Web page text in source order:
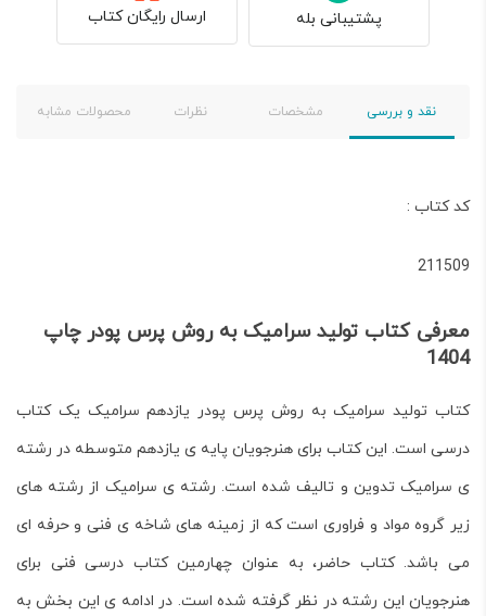
پشتیبانی بله ارسال رایگان کتاب
نقد و بررسی مشخصات نظرات محصولات مشابه
کد کتاب :
211509
معرفی کتاب تولید سرامیک به روش پرس پودر چاپ
1404
کتاب تولید سرامیک به روش پرس پودر یازدهم سرامیک یک کتاب
درسی است. این کتاب برای هنرجویان پایه ی یازدهم متوسطه در رشته
ی سرامیکتدوین و تالیف شده است. رشته ی سرامیک از رشته های
زیر گروه مواد و فراوری است که از زمینه های شاخه ی فنی و حرفه ای
می باشد. کتاب حاضر، به عنوان چهارمین کتاب درسی فنی برای
هنرجویان این رشته در نظر گرفته شده است. در ادامه ی این بخش به